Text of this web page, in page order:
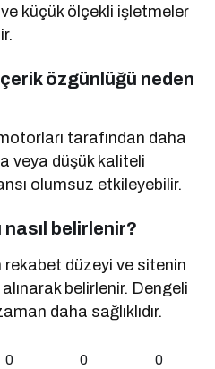
küçük ölçekli işletmeler
içerik özgünlüğü neden
tarafından daha
veya düşük kaliteli
olumsuz etkileyebilir.
nasıl belirlenir?
rekabet düzeyi ve sitenin
belirlenir. Dengeli
daha sağlıklıdır.
0 0 0